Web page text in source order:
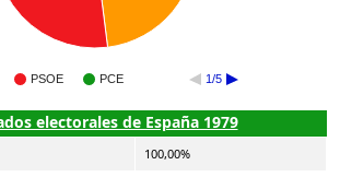
PSOE PCE 1/5
electorales de España 1979
100,00%